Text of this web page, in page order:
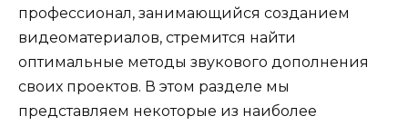
профессионал, занимающийся созданием
видеоматериалов, стремится найти
оптимальные методы звукового дополнения
своих проектов. В этом разделе мы
представляем некоторые из наиболее